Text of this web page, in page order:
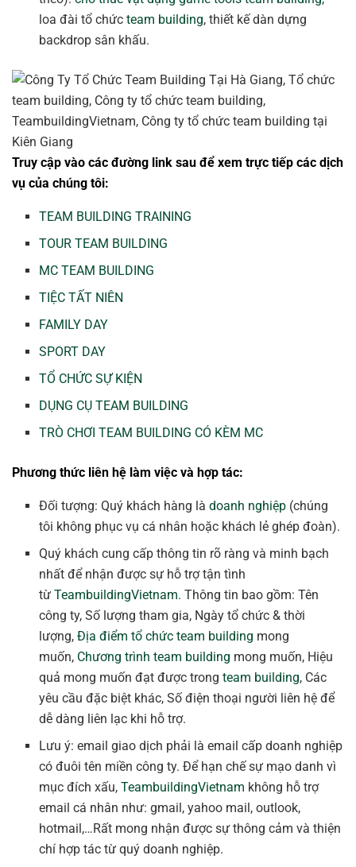
loa đài tổ chứcteam building, thiết kế dàn dựng
backdrop sân khấu.
Truy cập vào các đường link sau để xem trực tiếp các dịch
vụ của chúng tôi:
TEAM BUILDING TRAINING
TOUR TEAM BUILDING
MC TEAM BUILDING
TIỆC TẤT NIÊN
FAMILY DAY
SPORT DAY
TỔ CHỨC SỰ KIỆN
DỤNG CỤ TEAM BUILDING
TRÒ CHƠI TEAM BUILDING CÓ KÈM MC
Phương thức liên hệ làm việc và hợp tác:
Đối tượng: Quý khách hàng làdoanh nghiệp (chúng
tôi không phục vụ cá nhân hoặc khách lẻ ghép đoàn).
Quý khách cung cấp thông tin rõ ràng và minh bạch
nhất để nhận được sự hỗ trợ tận tình
từTeambuildingVietnam. Thông tin bao gồm: Tên
công ty, Số lượng tham gia, Ngày tổ chức & thời
lượng,Địa điểm tổ chức team building mong
muốn, Chương trình team building mong muốn, Hiệu
quả mong muốn đạt được trongteam building, Các
yêu cầu đặc biệt khác, Số điện thoại người liên hệ để
dễ dàng liên lạc khi hỗ trợ.
Lưu ý: email giao dịch phải là email cấp doanh nghiệp
có đuôi tên miền công ty. Để hạn chế sự mạo danh vì
mục đích xấu,TeambuildingVietnam không hỗ trợ
email cá nhân như: gmail, yahoo mail, outlook,
hotmail,…Rất mong nhận được sự thông cảm và thiện
chí hợp tác từ quý doanh nghiệp.